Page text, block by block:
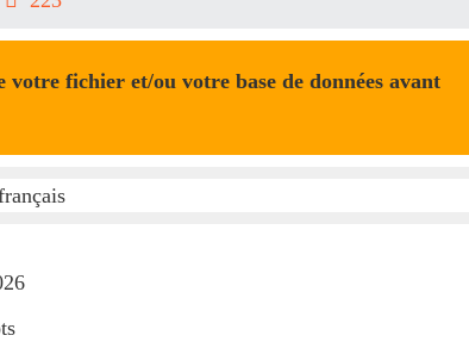
fichier et/ou votre base de données avant